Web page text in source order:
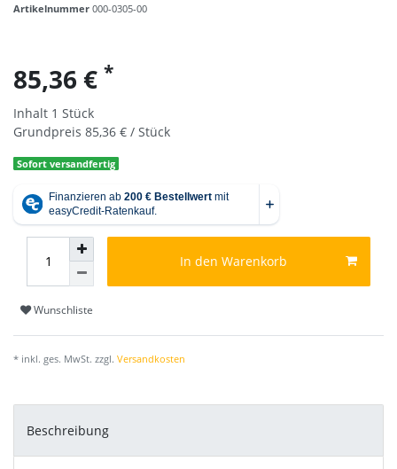
Artikelnummer 000-0305-00
85,36 € *
Inhalt 1 Stück
Grundpreis 85,36 € / Stück
Sofort versandfertig
In den Warenkorb
Wunschliste
* inkl. ges. MwSt. zzgl. Versandkosten
Beschreibung